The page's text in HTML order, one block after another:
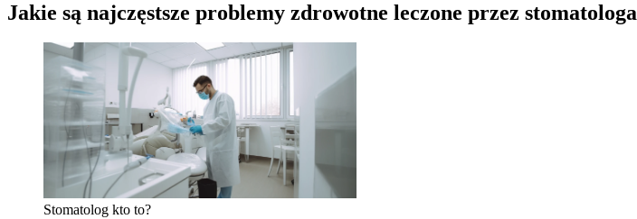
Jakie są najczęstsze problemy zdrowotne leczone przez stomatologa
Stomatolog kto to?